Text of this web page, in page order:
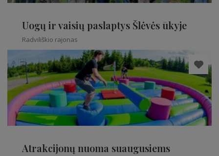
Uogų ir vaisių paslaptys Šlėvės ūkyje
Radviliškio rajonas
Atrakcijonų nuoma suaugusiems